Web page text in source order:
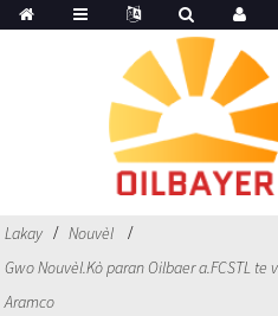
Lakay
Nouvèl
Gwo Nouvèl.Kò paran Oilbaer a.FCSTL
Aramco